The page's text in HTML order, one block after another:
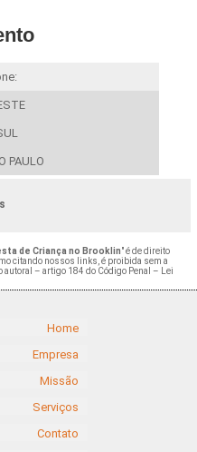
PAULO
de Criança no Brooklin" é de direito
citando nossos links, é proibida sem a
autoral – artigo 184 do Código Penal –
Lei
Home
Empresa
Missão
Serviços
Contato